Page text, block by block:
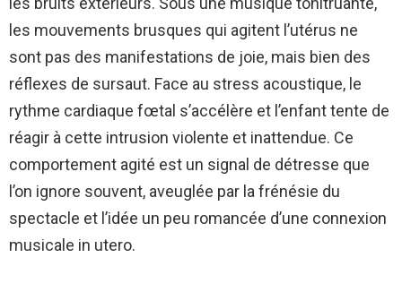
les mouvements brusques qui agitent l’utérus ne
sont pas des manifestations de joie, mais bien des
réflexes de sursaut. Face au stress acoustique, le
rythme cardiaque fœtal s’accélère et l’enfant tente de
réagir à cette intrusion violente et inattendue. Ce
comportement agité est un signal de détresse que
l’on ignore souvent, aveuglée par la frénésie du
spectacle et l’idée un peu romancée d’une connexion
musicale in utero.